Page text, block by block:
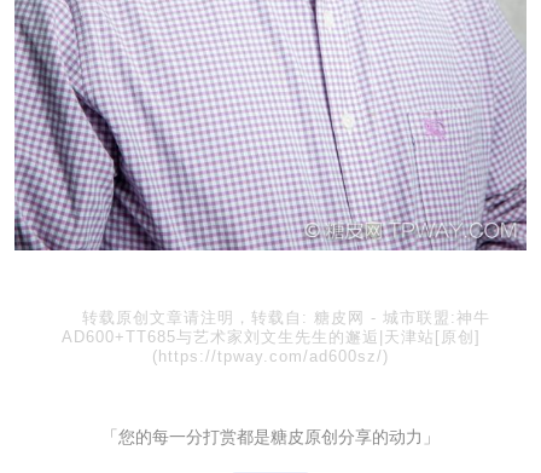
转载原创文章请注明，转载自: 糖皮网 - 城市联盟:神牛
AD600+TT685与艺术家刘文生先生的邂逅|天津站[原创]
(https://tpway.com/ad600sz/)
「您的每一分打赏都是糖皮原创分享的动力」